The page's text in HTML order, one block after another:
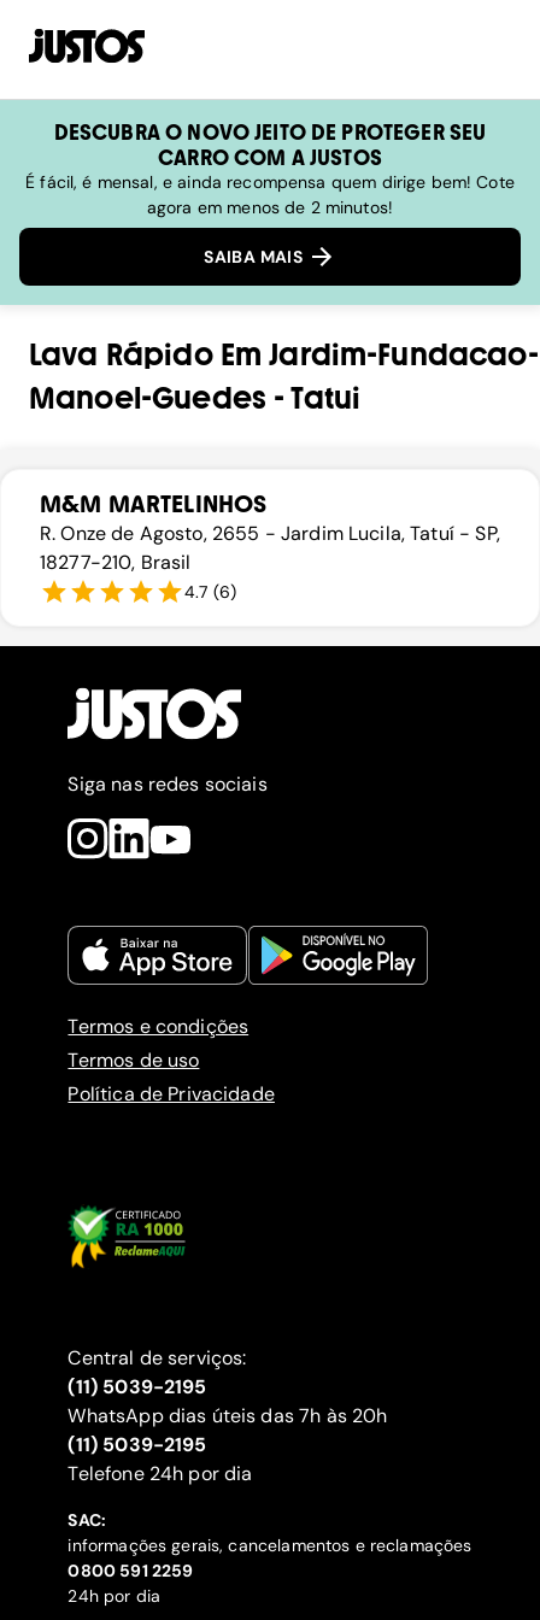
DESCUBRA O NOVO JEITO DE PROTEGER SEU
CARRO COM A JUSTOS
É fácil, é mensal, e ainda recompensa quem dirige bem! Cote
agora em menos de 2 minutos!
SAIBA MAIS
Lava RápidoEmJardim-Fundacao-
Manoel-Guedes -Tatui
M&M MARTELINHOS
R. Onze de Agosto, 2655 - Jardim Lucila, Tatuí - SP,
18277-210, Brasil
4.7 (6)
Siga nas redes sociais
Termos e condições
Termos de uso
Política de Privacidade
Central de serviços:
(11) 5039-2195
WhatsApp dias úteis das 7h às 20h
(11) 5039-2195
‍Telefone 24h por dia
SAC:
informações gerais, cancelamentos e reclamações
‍0800 591 2259
24h por dia